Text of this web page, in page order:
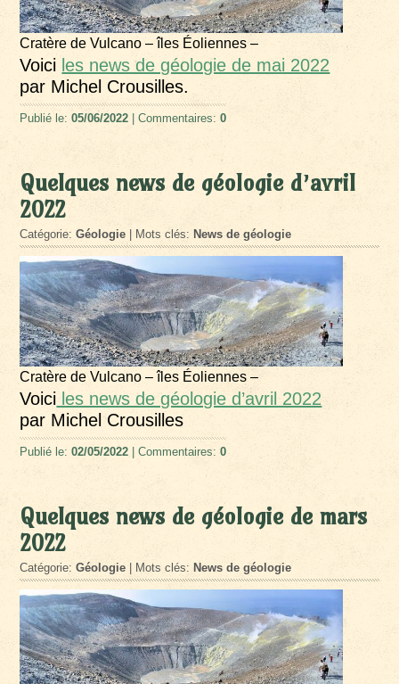
Cratère de Vulcano – îles Éoliennes –
Voici les news de géologie de mai 2022
par Michel Crousilles.
Publié le:05/06/2022 | Commentaires:0
Quelques news de géologie d’avril
2022
Catégorie:Géologie | Mots clés: News de géologie
Cratère de Vulcano – îles Éoliennes –
Voici les news de géologie d’avril 2022
par Michel Crousilles
Publié le:02/05/2022 | Commentaires:0
Quelques news de géologie de mars
2022
Catégorie:Géologie | Mots clés: News de géologie